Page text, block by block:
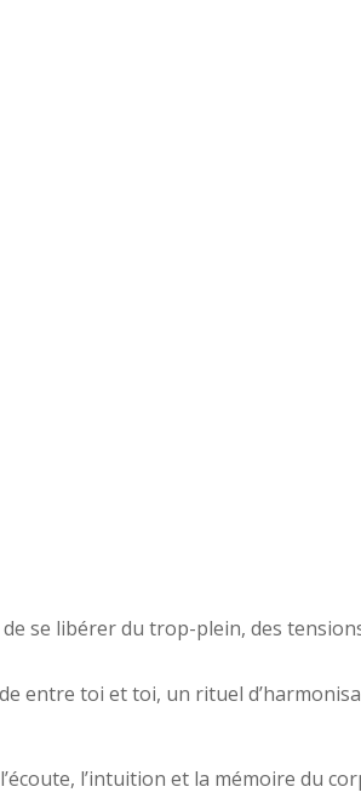
se libérer du trop-plein, des
entre toi et toi, un rituel
l’intuition et la mémoire du